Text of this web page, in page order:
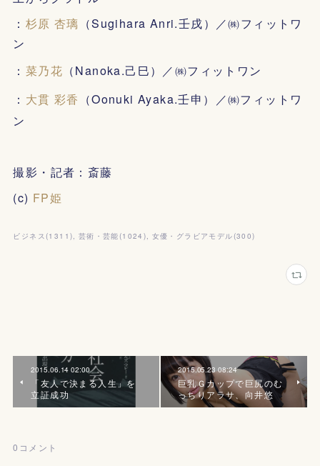
： 杉原 杏璃 （Sugihara Anri.壬戌）／㈱フィットワ
ン
： 菜乃花 （Nanoka.己巳）／㈱フィットワン
： 大貫 彩香 （Oonuki Ayaka.壬申）／㈱フィットワ
ン
撮影・記者：斎藤
(c) FP姫
ビジネス (1311 ) 芸術・芸能 (1024 ) 女優・グラビアモデル (300)
2015.06.14 02:00
「友人で決まる人生」を
立証成功
2015.05.23 08:24
巨乳Ｇカップで巨尻のむ
っちりアラサ、向井悠
0 コメント